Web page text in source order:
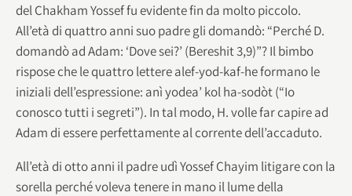
del Chakham Yossef fu evidente fin da molto piccolo.
All’età di quattro anni suo padre gli domandò: “Perché D.
domandò ad Adam: ‘Dove sei?’ (Bereshit 3,9)”? Il bimbo
rispose che le quattro lettere alef-yod-kaf-he formano le
iniziali dell’espressione: anì yodea’ kol ha-sodòt (“Io
conosco tutti i segreti”). In tal modo, H. volle far capire ad
Adam di essere perfettamente al corrente dell’accaduto.
All’età di otto anni il padre udì Yossef Chayim litigare con la
sorella perché voleva tenere in mano il lume della